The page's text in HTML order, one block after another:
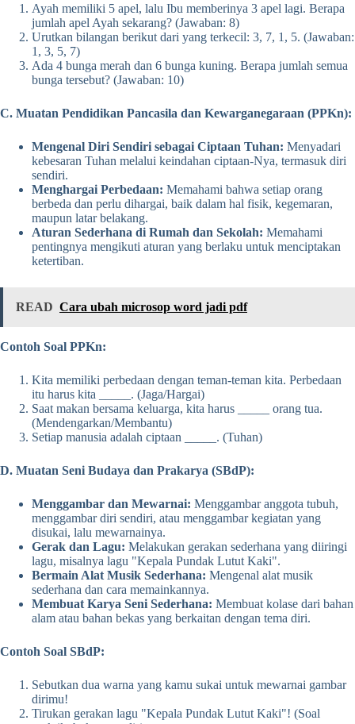
Ayah memiliki 5 apel, lalu Ibu memberinya 3 apel lagi. Berapa
jumlah apel Ayah sekarang? (Jawaban: 8)
Urutkan bilangan berikut dari yang terkecil: 3, 7, 1, 5. (Jawaban:
1, 3, 5, 7)
Ada 4 bunga merah dan 6 bunga kuning. Berapa jumlah semua
bunga tersebut? (Jawaban: 10)
C. Muatan Pendidikan Pancasila dan Kewarganegaraan (PPKn):
Mengenal Diri Sendiri sebagai Ciptaan Tuhan: Menyadari
kebesaran Tuhan melalui keindahan ciptaan-Nya, termasuk diri
sendiri.
Menghargai Perbedaan: Memahami bahwa setiap orang
berbeda dan perlu dihargai, baik dalam hal fisik, kegemaran,
maupun latar belakang.
Aturan Sederhana di Rumah dan Sekolah: Memahami
pentingnya mengikuti aturan yang berlaku untuk menciptakan
ketertiban.
READ Cara ubah microsop word jadi pdf
Contoh Soal PPKn:
Kita memiliki perbedaan dengan teman-teman kita. Perbedaan
itu harus kita _____. (Jaga/Hargai)
Saat makan bersama keluarga, kita harus _____ orang tua.
(Mendengarkan/Membantu)
Setiap manusia adalah ciptaan _____. (Tuhan)
D. Muatan Seni Budaya dan Prakarya (SBdP):
Menggambar dan Mewarnai: Menggambar anggota tubuh,
menggambar diri sendiri, atau menggambar kegiatan yang
disukai, lalu mewarnainya.
Gerak dan Lagu: Melakukan gerakan sederhana yang diiringi
lagu, misalnya lagu "Kepala Pundak Lutut Kaki".
Bermain Alat Musik Sederhana: Mengenal alat musik
sederhana dan cara memainkannya.
Membuat Karya Seni Sederhana: Membuat kolase dari bahan
alam atau bahan bekas yang berkaitan dengan tema diri.
Contoh Soal SBdP:
Sebutkan dua warna yang kamu sukai untuk mewarnai gambar
dirimu!
Tirukan gerakan lagu "Kepala Pundak Lutut Kaki"! (Soal